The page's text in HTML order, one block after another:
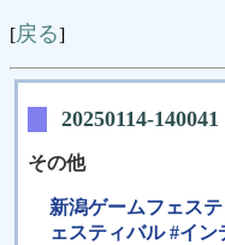
[戻る]
20250114-140041
その他
新潟ゲームフェス
ェスティバル #イ